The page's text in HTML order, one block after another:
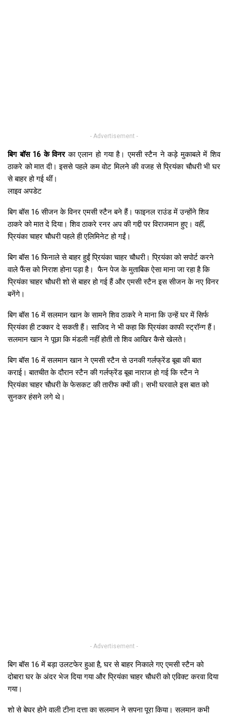
- Advertisement -
बिग बॉस 16 के विनरका एलान हो गया है। एमसी स्टैन ने कड़े मुकाबले में शिव
ठाकरे को मात दी। इससे पहले कम वोट मिलने की वजह से प्रियंका चौधरी भी घर
से बाहर हो गई थीं।
लाइव अपडेट
बिग बॉस 16 सीजन के विनर एमसी स्टैन बने हैं। फाइनल राउंड में उन्होंने शिव
ठाकरे को मात दे दिया। शिव ठाकरे रनर अप की गद्दी पर विराजमान हुए। वहीं,
प्रियंका चाहर चौधरी पहले ही एलिमिनेट हो गईं।
बिग बॉस 16 फिनाले से बाहर हुईं प्रियंका चाहर चौधरी। प्रियंका को सपोर्ट करने
वाले फैंस को निराश होना पड़ा है।फैन पेज के मुताबिक ऐसा माना जा रहा है कि
प्रियंका चाहर चौधरी शो से बाहर हो गई हैं और एमसी स्टैन इस सीजन के नए विनर
बनेंगे।
बिग बॉस 16 में सलमान खान के सामने शिव ठाकरे ने माना कि उन्हें घर में सिर्फ
प्रियंका ही टक्कर दे सकती हैं। साजिद ने भी कहा कि प्रियंका काफी स्ट्रॉन्ग हैं।
सलमान खान ने पूछा कि मंडली नहीं होती तो शिव आखिर कैसे खेलते।
बिग बॉस 16 में सलमान खान ने एमसी स्टैन से उनकी गर्लफ्रेंड बूबा की बात
कराई। बातचीत के दौरान स्टैन की गर्लफ्रेंड बूबा नाराज हो गई कि स्टैन ने
प्रियंका चाहर चौधरी के फेसकट की तारीफ क्यों की। सभी घरवाले इस बात को
सुनकर हंसने लगे थे।
- Advertisement -
बिग बॉस 16 में बड़ा उलटफेर हुआ है, घर से बाहर निकाले गए एमसी स्टैन को
दोबारा घर के अंदर भेज दिया गया और प्रियंका चाहर चौधरी को एविक्ट करवा दिया
गया।
शो से बेघर होने वाली टीना दत्ता का सलमान ने सपना पूरा किया। सलमान कभी